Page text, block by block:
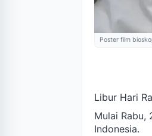
Poster film
Libur Hari
Mulai Rabu,
Indonesia.